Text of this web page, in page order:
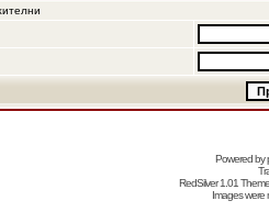
Powered by
RedSilver 1.01
Images were